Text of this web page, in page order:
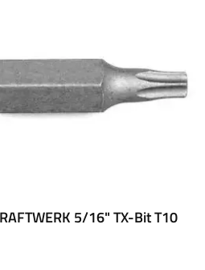
5/16" TX-Bit T10